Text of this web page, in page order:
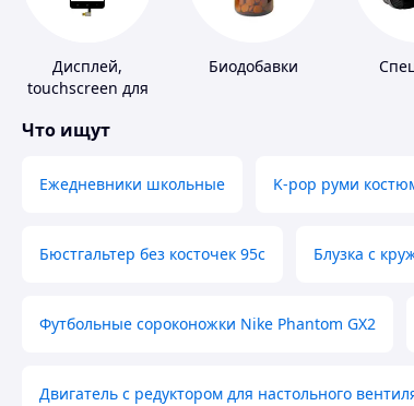
Дисплей,
touchscreen для
Биодобавки
Что ищут
Ежедневники школьные K-pop руми
Бюстгальтер без косточек 95с Блузка с
Футбольные сороконожки Nike Phantom GX2
Двигатель с редуктором для настольного